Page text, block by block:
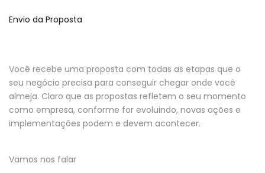
Envio da Proposta
Você recebe uma proposta com todas as etapas que o
seu negócio precisa para conseguir chegar onde você
almeja. Claro que as propostas refletem o seu momento
como empresa, conforme for evoluindo, novas ações e
implementações podem e devem acontecer.
Vamos nos falar